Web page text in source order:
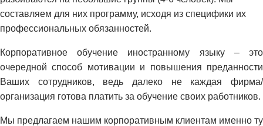
составляем для них программу, исходя из специфики их
профессиональных обязанностей.
Корпоративное обучение иностранному языку – это
очередной способ мотивации и повышения преданности
Ваших сотрудников, ведь далеко не каждая фирма/
организация готова платить за обучение своих работников.
Мы предлагаем нашим корпоративным клиентам именно ту